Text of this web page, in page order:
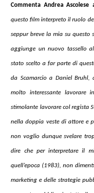
Commenta Andrea
questo film interpreto il ruolo
seppur breve la mia su questo
aggiunge un nuovo tassello
stato scelto a far parte di
da Scamarcio a Daniel Bruhl,
molto interessante lavorare
stimolante lavorare col regista
nella doppia veste di attore e
non voglio dunque svelare
dire che per interpretare il
quell’epoca (1983), non
marketing e delle strategie